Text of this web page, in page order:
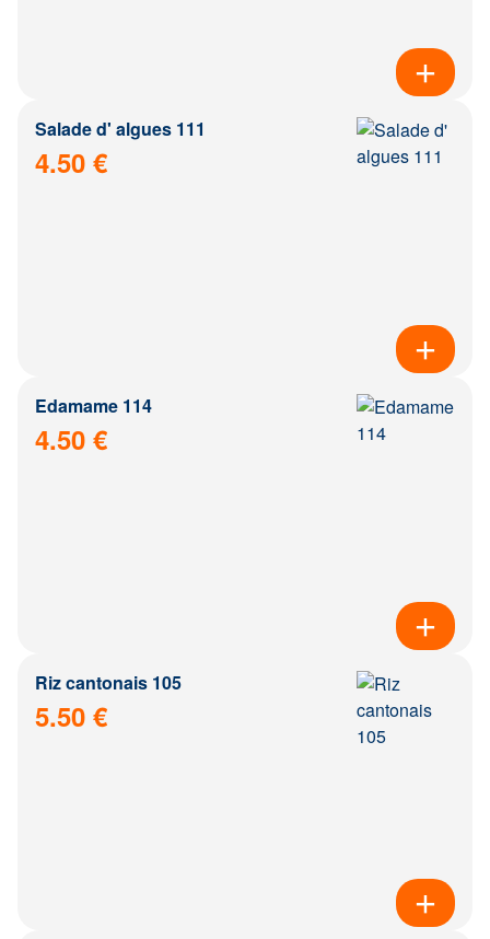
Salade d' algues 111
4.50 €
Edamame 114
4.50 €
Riz cantonais 105
5.50 €